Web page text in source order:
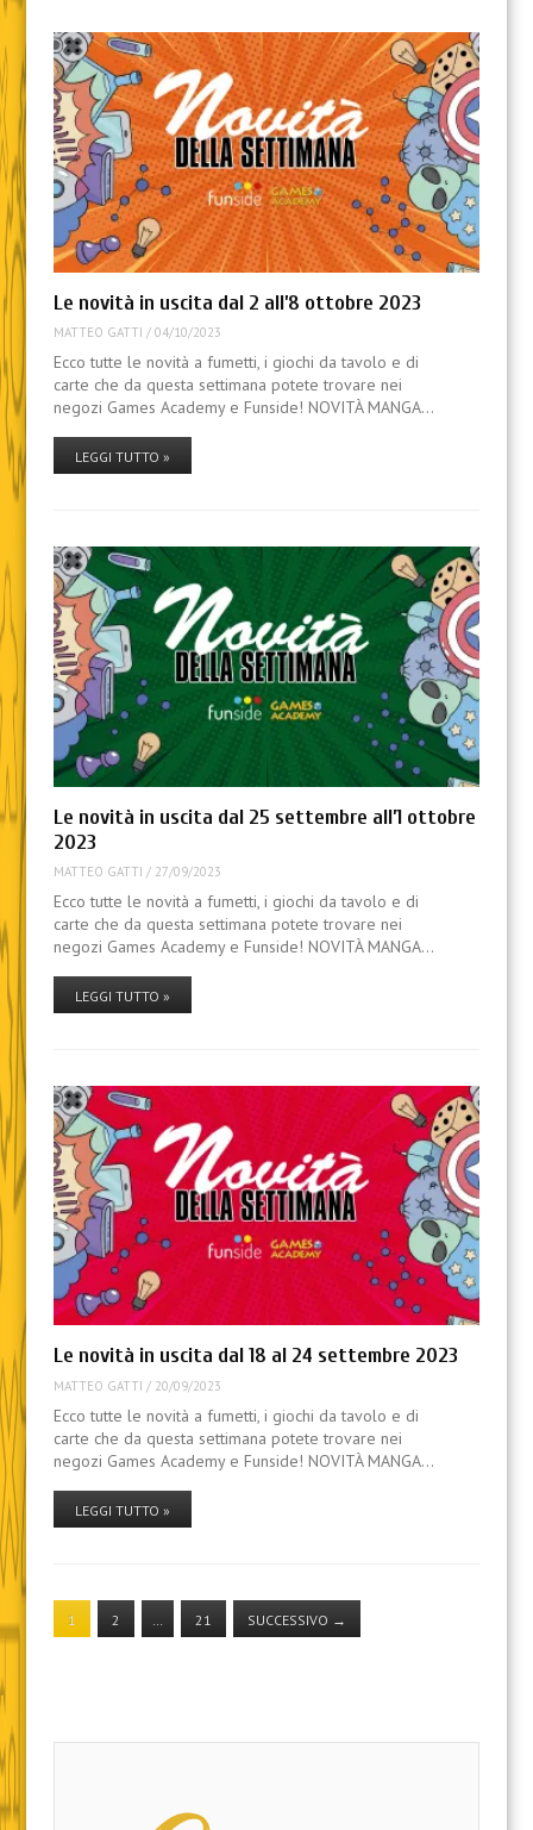
Le novità in uscita dal 2 all’8 ottobre 2023
MATTEO GATTI / 04/10/2023
Ecco tutte le novità a fumetti, i giochi da tavolo e di
carte che da questa settimana potete trovare nei
negozi Games Academy e Funside! NOVITÀ MANGA…
LEGGI TUTTO »
Le novità in uscita dal 25 settembre all’1 ottobre
2023
MATTEO GATTI / 27/09/2023
Ecco tutte le novità a fumetti, i giochi da tavolo e di
carte che da questa settimana potete trovare nei
negozi Games Academy e Funside! NOVITÀ MANGA…
LEGGI TUTTO »
Le novità in uscita dal 18 al 24 settembre 2023
MATTEO GATTI / 20/09/2023
Ecco tutte le novità a fumetti, i giochi da tavolo e di
carte che da questa settimana potete trovare nei
negozi Games Academy e Funside! NOVITÀ MANGA…
LEGGI TUTTO »
1 2 21 SUCCESSIVO →